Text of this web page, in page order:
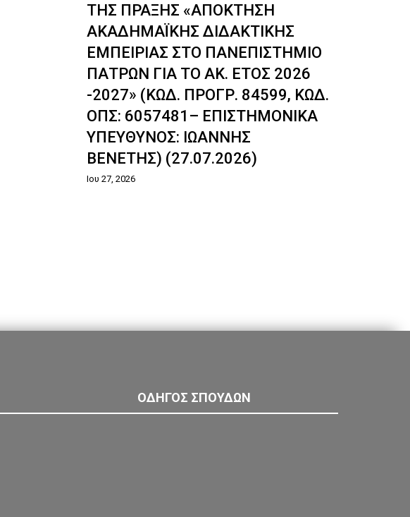
ΤΗΣ ΠΡΑΞΗΣ «ΑΠΟΚΤΗΣΗ
ΑΚΑΔΗΜΑΪΚΗΣ ΔΙΔΑΚΤΙΚΗΣ
ΕΜΠΕΙΡΙΑΣ ΣΤΟ ΠΑΝΕΠΙΣΤΗΜΙΟ
ΠΑΤΡΩΝ ΓΙΑ ΤΟ ΑΚ. ΕΤΟΣ 2026
-2027» (ΚΩΔ. ΠΡΟΓΡ. 84599, ΚΩΔ.
ΟΠΣ: 6057481– ΕΠΙΣΤΗΜΟΝΙΚΑ
ΥΠΕΥΘΥΝΟΣ: ΙΩΑΝΝΗΣ
ΒΕΝΕΤΗΣ) (27.07.2026)
Ιου 27, 2026
ΟΔΗΓΟΣ ΣΠΟΥΔΩΝ